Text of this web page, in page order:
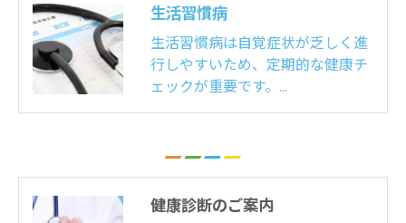
生活習慣病
生活習慣病は自覚症状が乏しく進
行しやすいため、定期的な健康チ
ェックが重要です。…
健康診断のご案内